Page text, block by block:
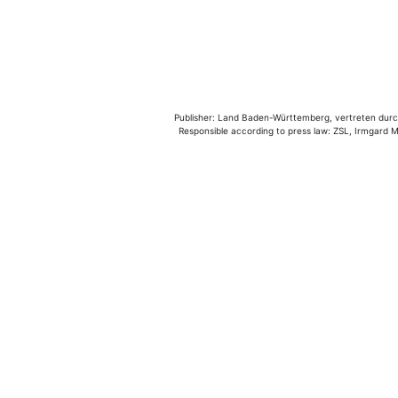
Publisher: Land Baden-Württemberg, vertreten
Responsible according to press law: ZSL, Irmgard